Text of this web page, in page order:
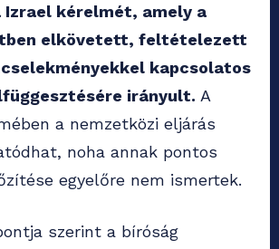
kérelmét, amely a
elkövetett, feltételezett
kapcsolatos
irányult. A
a nemzetközi eljárás
noha annak pontos
egyelőre nem ismertek.
szerint a bíróság